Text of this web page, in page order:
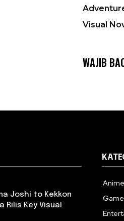
Visual
WAJIB
Joshi to Kekkon
Key Visual
Anime